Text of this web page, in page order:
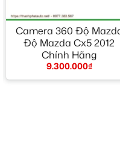
Camera 360 Độ
Độ Mazda Cx5 2012
Chính Hãng
9.300.000₫